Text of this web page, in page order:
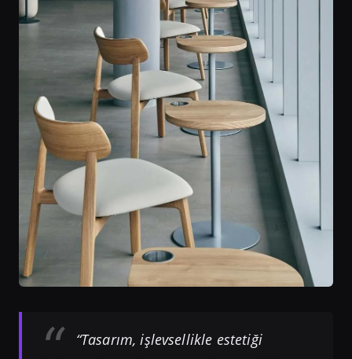
“Tasarım, işlevsellikle estetiği